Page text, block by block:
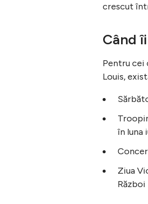
crescut
Când
Pentru cei
Louis,
în luna
Ziua
Război